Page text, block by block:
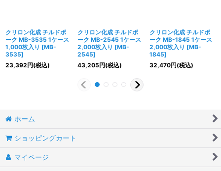
クリロン化成 チルドポ
ーク MB-3535 1ケース
1,000枚入り [MB-
3535]
23,392円(税込)
クリロン化成 チルドポ
ーク MB-2545 1ケース
2,000枚入り [MB-
2545]
43,205円(税込)
クリロン化成 チルドポ
ーク MB-1845 1ケース
2,000枚入り [MB-
1845]
32,470円(税込)
ホーム
ショッピングカート
マイページ